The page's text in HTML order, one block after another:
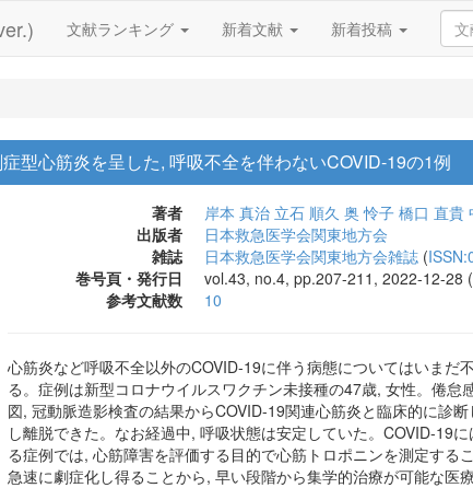
文献ランキング 新着文献 新着投稿
型心筋炎を呈した, 呼吸不全を伴わないCOVID-19の1例
著者 岸本 真治 立石 順久 奥 怜子 橋口 直貴
出版者
日本救急医学会関東地方会
雑誌
日本救急医学会関東地方会雑誌 (
巻号頁・発行日
vol.43, no.4, pp.207-211, 2022-12-28
参考文献数
10
心筋炎など呼吸不全以外のCOVID-19に伴う病態についてはいま
る。症例は新型コロナウイルスワクチン未接種の47歳, 女性。倦
図, 冠動脈造影検査の結果からCOVID-19関連心筋炎と臨床的に診
し離脱できた。なお経過中, 呼吸状態は安定していた。COVID-19
る症例では, 心筋障害を評価する目的で心筋トロポニンを測定す
急速に劇症化し得ることから, 早い段階から集学的治療が可能な医